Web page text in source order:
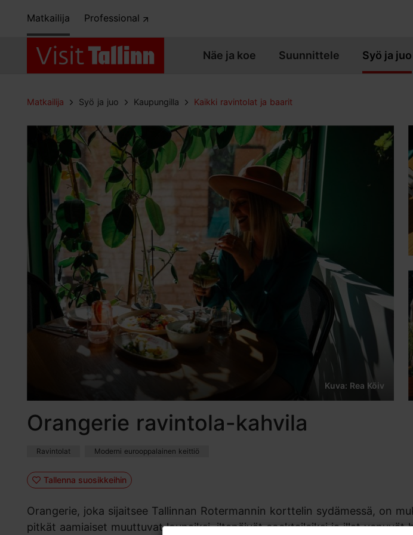
Matkailija Professional
Näe ja koe Suunnittele Syö ja juo
Matkailija Syö ja juo Kaupungilla Kaikki ravintolat ja baarit
Kuva: Rea Kõiv
Orangerie ravintola-kahvila
Ravintolat Moderni eurooppalainen keittiö
Tallenna suosikkeihin
Orangerie, joka sijaitsee Tallinnan Rotermannin korttelin sydämessä, on
pitkät aamiaiset muuttuvat lounaiksi, iltapäivät cocktaileiksi ja illat venyvät